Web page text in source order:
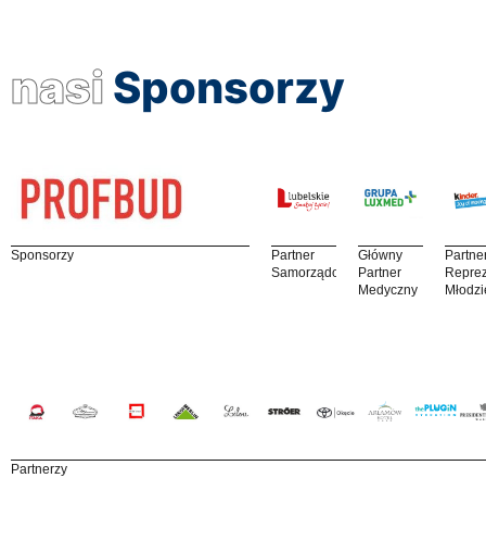
nasi Sponsorzy
Sponsorzy
Partner
Samorządowy
Główny
Partner
Medyczny
Partnerzy